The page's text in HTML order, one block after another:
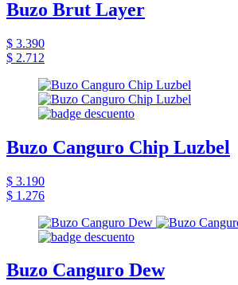
Buzo Brut Layer
$ 3.390
$ 2.712
Buzo Canguro Chip Luzbel
$ 3.190
$ 1.276
Buzo Canguro Dew